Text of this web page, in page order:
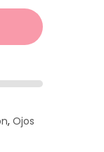
, Ojos